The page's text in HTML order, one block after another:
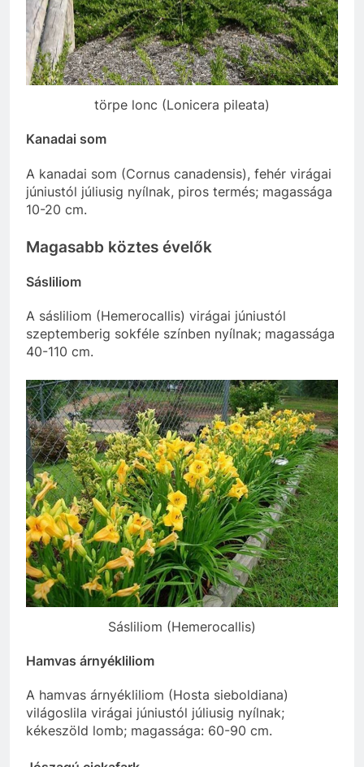
törpe lonc (Lonicera pileata)
Kanadai som
A kanadai som (Cornus canadensis), fehér virágai
júniustól júliusig nyílnak, piros termés; magassága
10-20 cm.
Magasabb köztes évelők
Sásliliom
A sásliliom (Hemerocallis) virágai júniustól
szeptemberig sokféle színben nyílnak; magassága
40-110 cm.
Sásliliom (Hemerocallis)
Hamvas árnyékliliom
A hamvas árnyékliliom (Hosta sieboldiana)
világoslila virágai júniustól júliusig nyílnak;
kékeszöld lomb; magassága: 60-90 cm.